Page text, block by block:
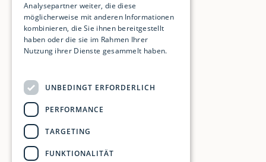
Immobilien
Immobilie kaufen
Wertvermittlung
Infos
Immobilien Nachrichten
Analysepartner weiter, die diese
möglicherweise mit anderen Informationen
kombinieren, die Sie ihnen bereitgestellt
haben oder die sie im Rahmen Ihrer
Nutzung ihrer Dienste gesammelt haben.
UNBEDINGT ERFORDERLICH
PERFORMANCE
TARGETING
FUNKTIONALITÄT